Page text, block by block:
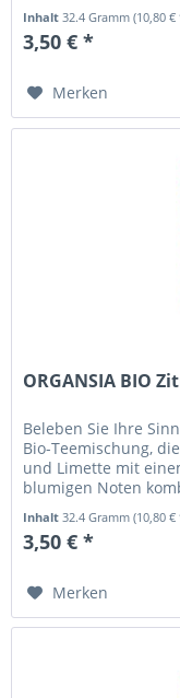
Inhalt32.4 Gramm(10,80
3,50 € *
Merken
ORGANSIA BIO
Beleben Sie Ihre
Bio-Teemischung,
und Limette mit
blumigen Noten
Inhalt 32.4 Gramm(10,80
3,50 € *
Merken